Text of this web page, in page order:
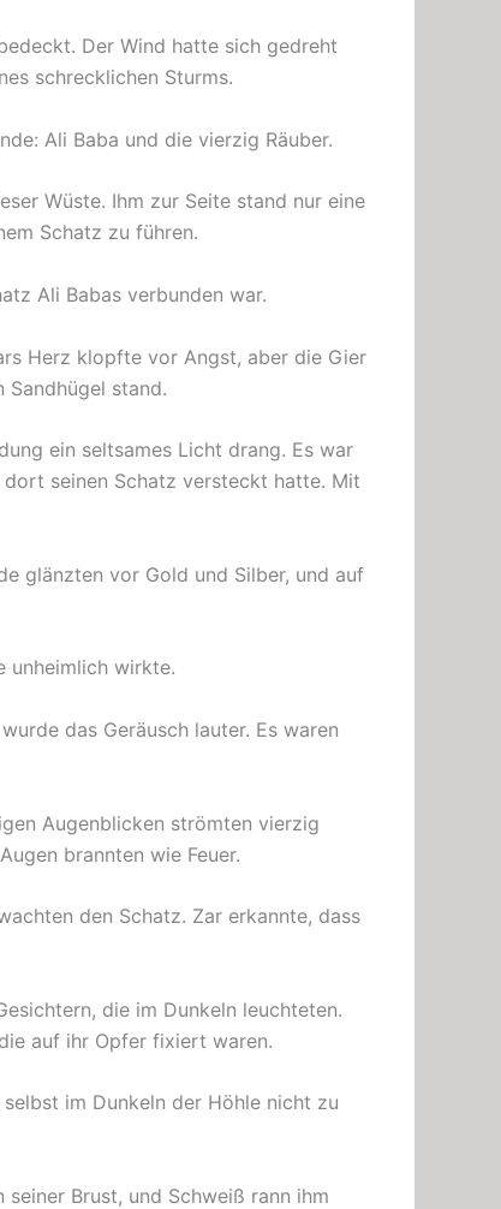
Der Wind hatte sich gedreht
schrecklichen Sturms.
Ali Baba und die vierzig Räuber.
Wüste. Ihm zur Seite stand nur eine
Schatz zu führen.
Ali Babas verbunden war.
Herz klopfte vor Angst, aber die Gier
stand.
ein seltsames Licht drang. Es war
seinen Schatz versteckt hatte. Mit
glänzten vor Gold und Silber, und auf
unheimlich wirkte.
das Geräusch lauter. Es waren
Augenblicken strömten vierzig
brannten wie Feuer.
den Schatz. Zar erkannte, dass
die im Dunkeln leuchteten.
auf ihr Opfer fixiert waren.
im Dunkeln der Höhle nicht zu
Brust, und Schweiß rann ihm